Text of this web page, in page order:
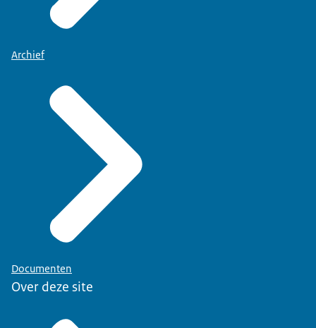
Archief
Documenten
Over deze site